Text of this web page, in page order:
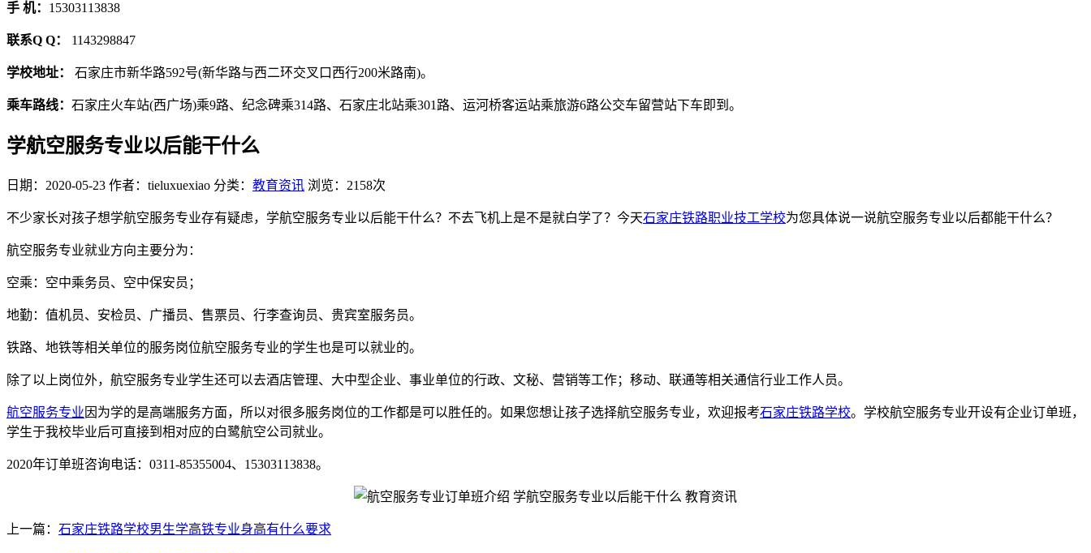
手 机： 15303113838
联系Q Q： 1143298847
学校地址： 石家庄市新华路592号(新华路与西二环交叉口西行200米路南)。
乘车路线： 石家庄火车站(西广场)乘9路、纪念碑乘314路、石家庄北站乘301路、运河桥客运站乘旅游6路公交车留营站下车即到。
学航空服务专业以后能干什么
日期：2020-05-23 作者：tieluxuexiao 分类： 教育资讯 浏览：2158次
不少家长对孩子想学航空服务专业存有疑虑，学航空服务专业以后能干什么？不去飞机上是不是就白学了？今天石家庄铁路职业技工学校为您具体说一说航空服务专业以后都能干什么？
航空服务专业就业方向主要分为：
空乘：空中乘务员、空中保安员；
地勤：值机员、安检员、广播员、售票员、行李查询员、贵宾室服务员。
铁路、地铁等相关单位的服务岗位航空服务专业的学生也是可以就业的。
除了以上岗位外，航空服务专业学生还可以去酒店管理、大中型企业、事业单位的行政、文秘、营销等工作；移动、联通等相关通信行业工作人员。
航空服务专业 因为学的是高端服务方面，所以对很多服务岗位的工作都是可以胜任的。如果您想让孩子选择航空服务专业，欢迎报考石家庄铁路学校。学校航空服务专业开设有企业订单班，
学生于我校毕业后可直接到相对应的白鹭航空公司就业。
2020年订单班咨询电话：0311-85355004、15303113838。
上一篇： 石家庄铁路学校男生学高铁专业身高有什么要求